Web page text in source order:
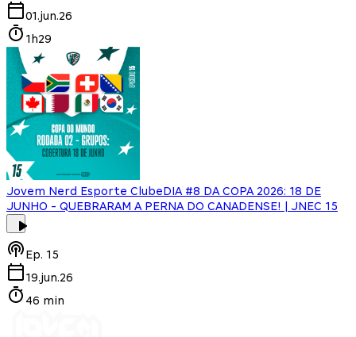
01.jun.26
1h29
Jovem Nerd Esporte ClubeDIA #8 DA COPA 2026: 18 DE
JUNHO - QUEBRARAM A PERNA DO CANADENSE! | JNEC 15
Ep. 15
19.jun.26
46 min